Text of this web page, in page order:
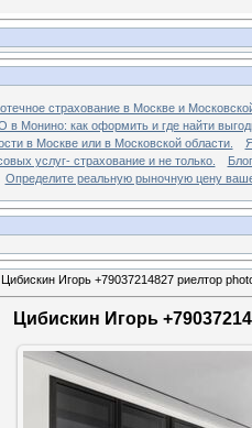
страхование в Москве и
в Монино: как оформить и где найти
в Москве или в Московской области.
услуг- страхование и не только.
Блог
Определите реальную рыночную цену
Цибискин Игорь +79037214827 риелтор
Цибискин Игорь